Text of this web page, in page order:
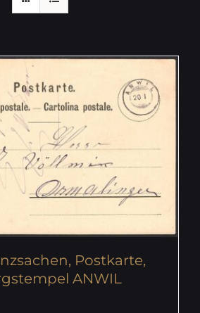
Postkarte,
ANWIL